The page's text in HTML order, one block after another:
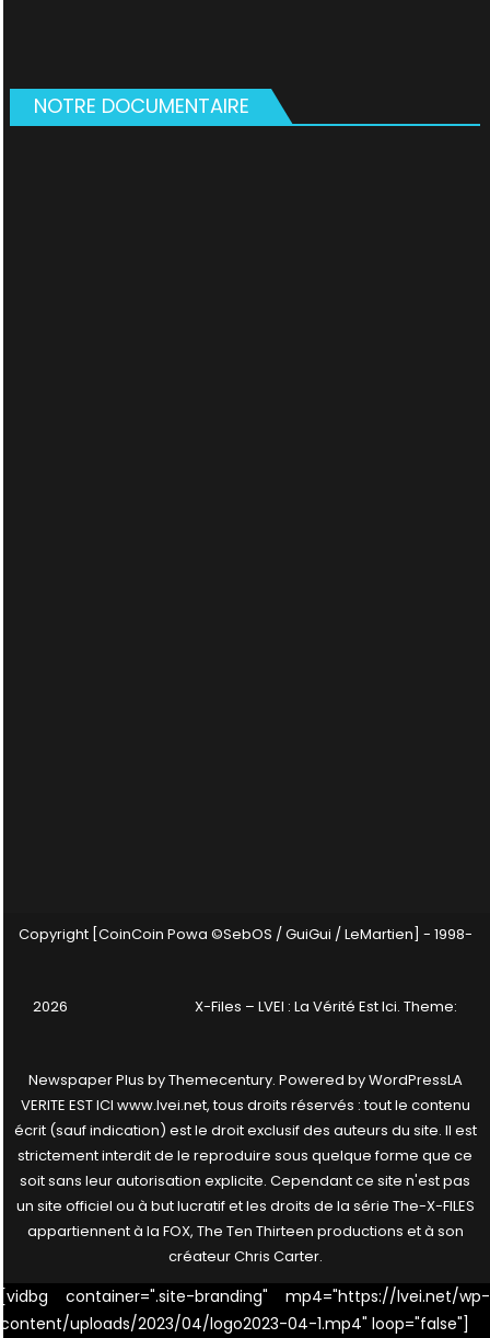
NOTRE DOCUMENTAIRE
Copyright [CoinCoin Powa ©SebOS / GuiGui / LeMartien] - 1998-
2026 X-Files – LVEI : La Vérité Est Ici. Theme:
Newspaper Plus byThemecentury. Powered byWordPressLA
VERITE EST ICI www.lvei.net, tous droits réservés : tout le contenu
écrit (sauf indication) est le droit exclusif des auteurs du site. Il est
strictement interdit de le reproduire sous quelque forme que ce
soit sans leur autorisation explicite. Cependant ce site n'est pas
un site officiel ou à but lucratif et les droits de la série The-X-FILES
appartiennent à la FOX, The Ten Thirteen productions et à son
créateur Chris Carter.
[vidbg container=".site-branding" mp4="https://lvei.net/wp-
content/uploads/2023/04/logo2023-04-1.mp4" loop="false"]